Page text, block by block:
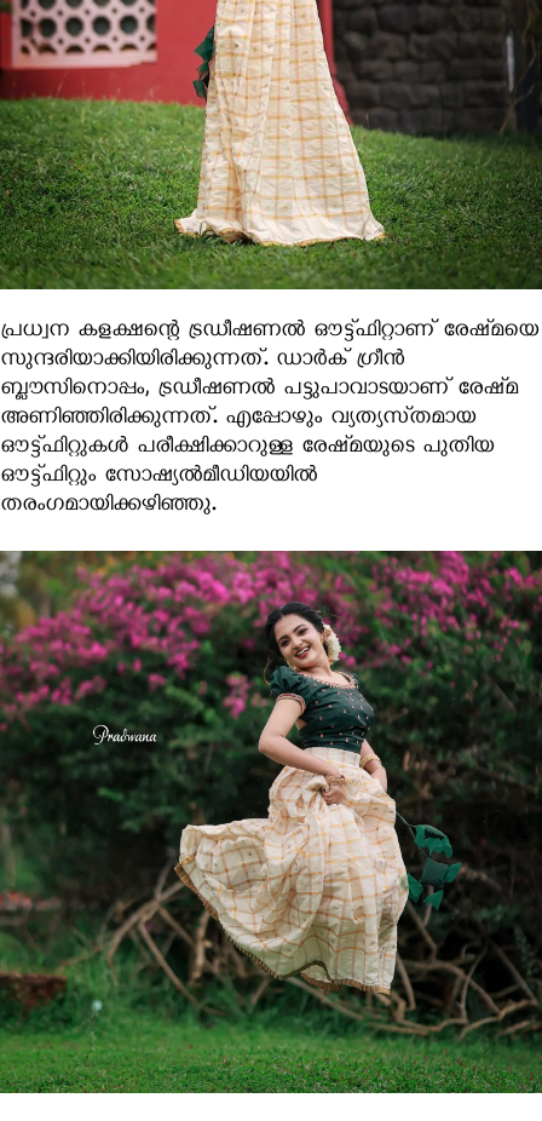
പ്രധ്വന കളക്ഷന്റെ ട്രഡീഷണല്‍ ഔട്ട്ഫിറ്റാണ് രേഷ്‍മയെ
സുന്ദരിയാക്കിയിരിക്കുന്നത്. ഡാര്‍ക് ഗ്രീന്‍
ബ്ലൗസിനൊപ്പം, ട്രഡീഷണല്‍ പട്ടുപാവാടയാണ് രേഷ്‍മ
അണിഞ്ഞിരിക്കുന്നത്. എപ്പോഴും വ്യത്യസ്‍തമായ
ഔട്ട്ഫിറ്റുകള്‍ പരീക്ഷിക്കാറുള്ള രേഷ്‍മയുടെ പുതിയ
ഔട്ട്ഫിറ്റും സോഷ്യല്‍മീഡിയയില്‍
തരംഗമായിക്കഴിഞ്ഞു.